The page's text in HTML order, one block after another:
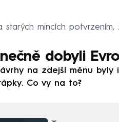
starých mincích
dobyli
na zdejší měnu byly
Co vy na to?